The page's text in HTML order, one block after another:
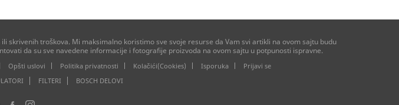
skrivenih troškova. Mi maksimalno koristimo sve svoje resurse da Vam svi artikli na ovom sajtu budu
da su sve navedene informacije i fotografije proizvoda na ovom sajtu u potpunosti ispravne.
Opšti uslovi Politika privatnosti Kolačići(Cookies) Isporuka
Prijavi se
FILTERI BOSCH DELOVI